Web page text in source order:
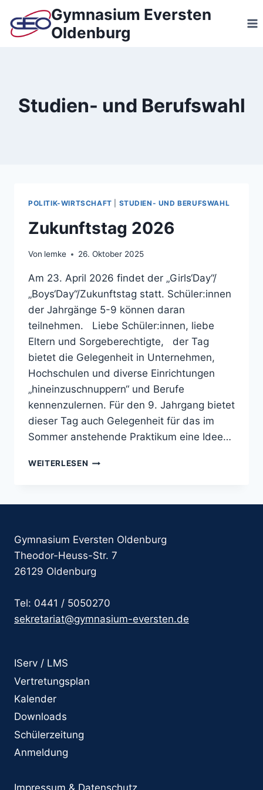
Inhalt
springen
Gymnasium Eversten
Oldenburg
Studien- und Berufswahl
POLITIK-WIRTSCHAFT STUDIEN- UND BERUFSWAHL
Zukunftstag 2026
Von lemke 26. Oktober 2025
Am 23. April 2026 findet der „Girls‘Day“/
„Boys‘Day“/Zukunftstag statt. Schüler:innen
der Jahrgänge 5-9 können daran
teilnehmen. Liebe Schüler:innen, liebe
Eltern und Sorgeberechtigte, der Tag
bietet die Gelegenheit in Unternehmen,
Hochschulen und diverse Einrichtungen
„hineinzuschnuppern“ und Berufe
kennenzulernen. Für den 9. Jahrgang bietet
dieser Tag auch Gelegenheit für das im
Sommer anstehende Praktikum eine Idee…
WEITERLESENZUKUNFTSTAG
Gymnasium Eversten Oldenburg
Theodor-Heuss-Str. 7
26129 Oldenburg
Tel: 0441 / 5050270
sekretariat@gymnasium-eversten.de
IServ / LMS
Vertretungsplan
Kalender
Downloads
Schülerzeitung
Anmeldung